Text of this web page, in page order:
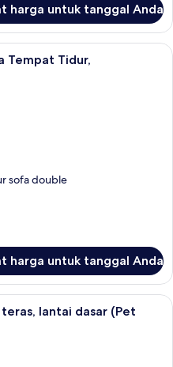
harga untuk tanggal Anda
Apartemen Superior, Beberapa
Tempat Tidur,
sofa double
harga untuk tanggal Anda
Kamar, 1 Tempat Tidur Queen,
lantai dasar (Pet